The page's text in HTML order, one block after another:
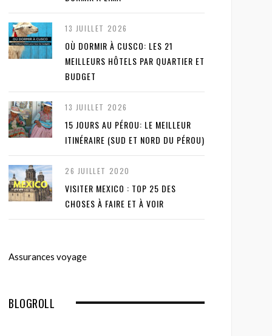
13 JUILLET 2026
OÙ DORMIR À CUSCO: LES 21
MEILLEURS HÔTELS PAR QUARTIER ET
BUDGET
13 JUILLET 2026
15 JOURS AU PÉROU: LE MEILLEUR
ITINÉRAIRE (SUD ET NORD DU PÉROU)
26 JUILLET 2020
VISITER MEXICO : TOP 25 DES
CHOSES À FAIRE ET À VOIR
Assurances voyage
BLOGROLL